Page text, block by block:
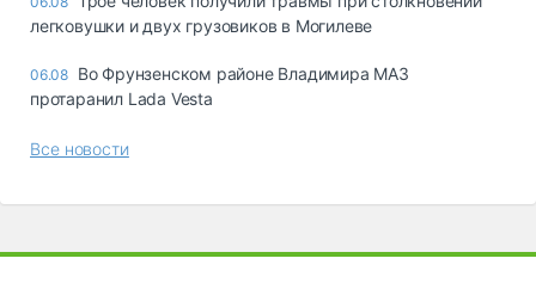
легковушки и двух грузовиков в Могилеве
06.08 Во Фрунзенском районе Владимира МАЗ
протаранил Lada Vesta
Все новости